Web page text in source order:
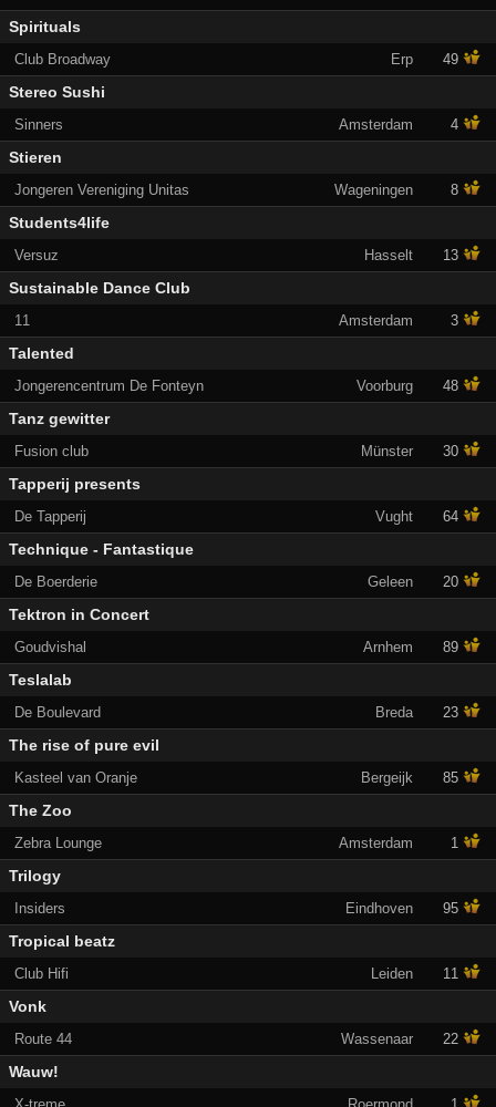
Spirituals
Club Broadway Erp 49
Stereo Sushi
Sinners Amsterdam 4
Stieren
Jongeren Vereniging Unitas Wageningen 8
Students4life
Versuz Hasselt 13
Sustainable Dance Club
11 Amsterdam 3
Talented
Jongerencentrum De Fonteyn Voorburg 48
Tanz gewitter
Fusion club Münster 30
Tapperij presents
De Tapperij Vught 64
Technique - Fantastique
De Boerderie Geleen 20
Tektron in Concert
Goudvishal Arnhem 89
Teslalab
De Boulevard Breda 23
The rise of pure evil
Kasteel van Oranje Bergeijk 85
The Zoo
Zebra Lounge Amsterdam 1
Trilogy
Insiders Eindhoven 95
Tropical beatz
Club Hifi Leiden 11
Vonk
Route 44 Wassenaar 22
Wauw!